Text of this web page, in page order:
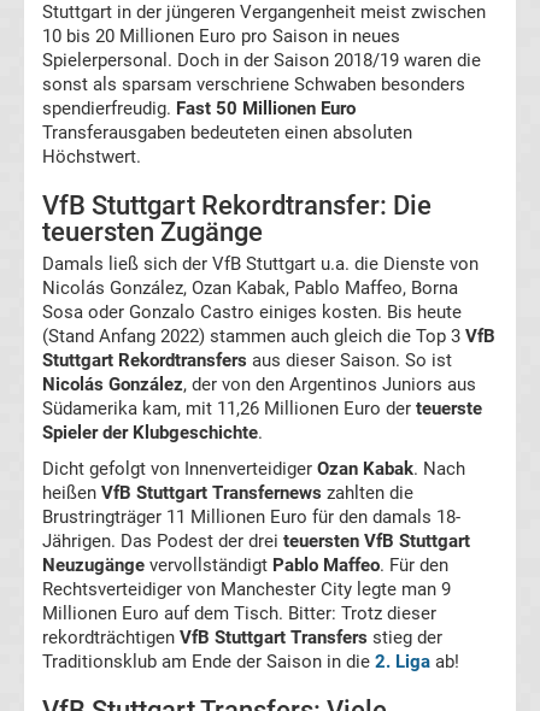
Bundesliga
Ergebnisse
2.
Liga
Ergebnisse
3.
Liga
Ergebnisse
3.
Liga
Tabelle
Stuttgart in der jüngeren Vergangenheit meist zwischen
10 bis 20 Millionen Euro pro Saison in neues
Spielerpersonal. Doch in der Saison 2018/19 waren die
sonst als sparsam verschriene Schwaben besonders
spendierfreudig. Fast 50 Millionen Euro
Transferausgaben bedeuteten einen absoluten
Höchstwert.
VfB Stuttgart Rekordtransfer: Die
teuersten Zugänge
Damals ließ sich der VfB Stuttgart u.a. die Dienste von
Nicolás González, Ozan Kabak, Pablo Maffeo, Borna
Sosa oder Gonzalo Castro einiges kosten. Bis heute
(Stand Anfang 2022) stammen auch gleich die Top 3 VfB
Stuttgart Rekordtransfers aus dieser Saison. So ist
Nicolás González, der von den Argentinos Juniors aus
Südamerika kam, mit 11,26 Millionen Euro der teuerste
Spieler der Klubgeschichte.
Dicht gefolgt von Innenverteidiger Ozan Kabak. Nach
heißen VfB Stuttgart Transfernews zahlten die
Brustringträger 11 Millionen Euro für den damals 18-
Jährigen. Das Podest der drei teuersten VfB Stuttgart
Neuzugänge vervollständigt Pablo Maffeo. Für den
Rechtsverteidiger von Manchester City legte man 9
Millionen Euro auf dem Tisch. Bitter: Trotz dieser
rekordträchtigen VfB Stuttgart Transfers stieg der
Traditionsklub am Ende der Saison in die 2. Liga ab!